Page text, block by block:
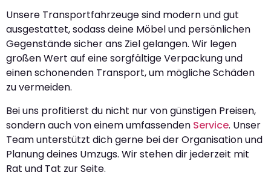
Unsere Transportfahrzeuge sind modern und gut
ausgestattet, sodass deine Möbel und persönlichen
Gegenstände sicher ans Ziel gelangen. Wir legen
großen Wert auf eine sorgfältige Verpackung und
einen schonenden Transport, um mögliche Schäden
zu vermeiden.
Bei uns profitierst du nicht nur von günstigen Preisen,
sondern auch von einem umfassenden Service. Unser
Team unterstützt dich gerne bei der Organisation und
Planung deines Umzugs. Wir stehen dir jederzeit mit
Rat und Tat zur Seite.